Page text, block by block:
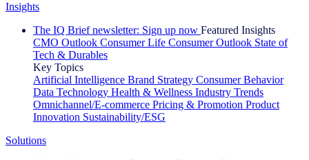
Insights
The IQ Brief newsletter: Sign up now Featured Insights
CMO Outlook Consumer Life Consumer Outlook State of
Tech & Durables
Key Topics
Artificial Intelligence Brand Strategy Consumer Behavior
Data Technology Health & Wellness Industry Trends
Omnichannel/E-commerce Pricing & Promotion Product
Innovation Sustainability/ESG
Solutions